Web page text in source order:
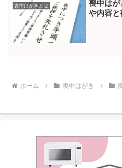
喪中はがきとは
喪中は
や内容
ホーム 喪中はがき